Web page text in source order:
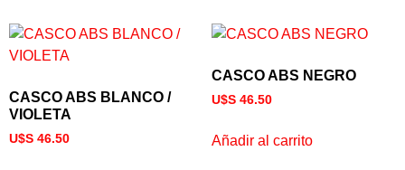
CASCO ABS BLANCO /
VIOLETA
U$S 46.50
CASCO ABS NEGRO
U$S 46.50
Añadir al carrito